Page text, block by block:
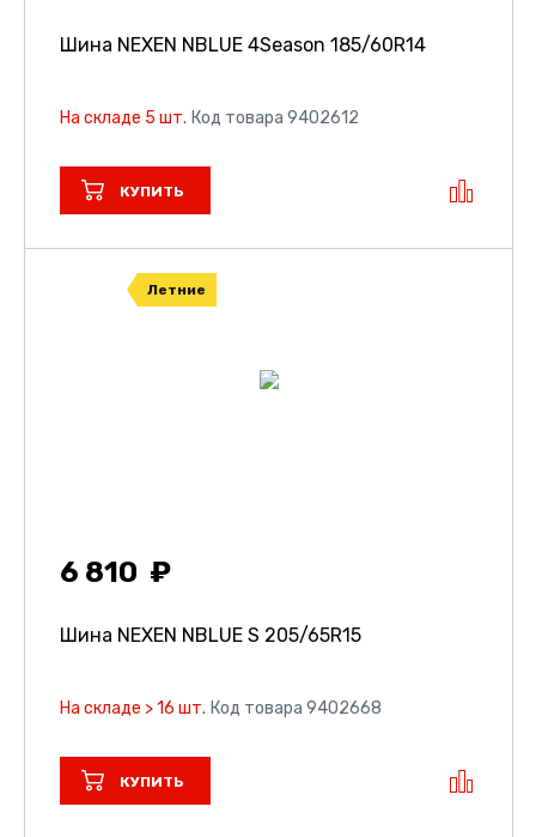
Шина NEXEN NBLUE 4Season 185/60R14
На складе 5 шт. Код товара 9402612
КУПИТЬ
Летние
6 810
Шина NEXEN NBLUE S 205/65R15
На складе > 16 шт. Код товара 9402668
КУПИТЬ